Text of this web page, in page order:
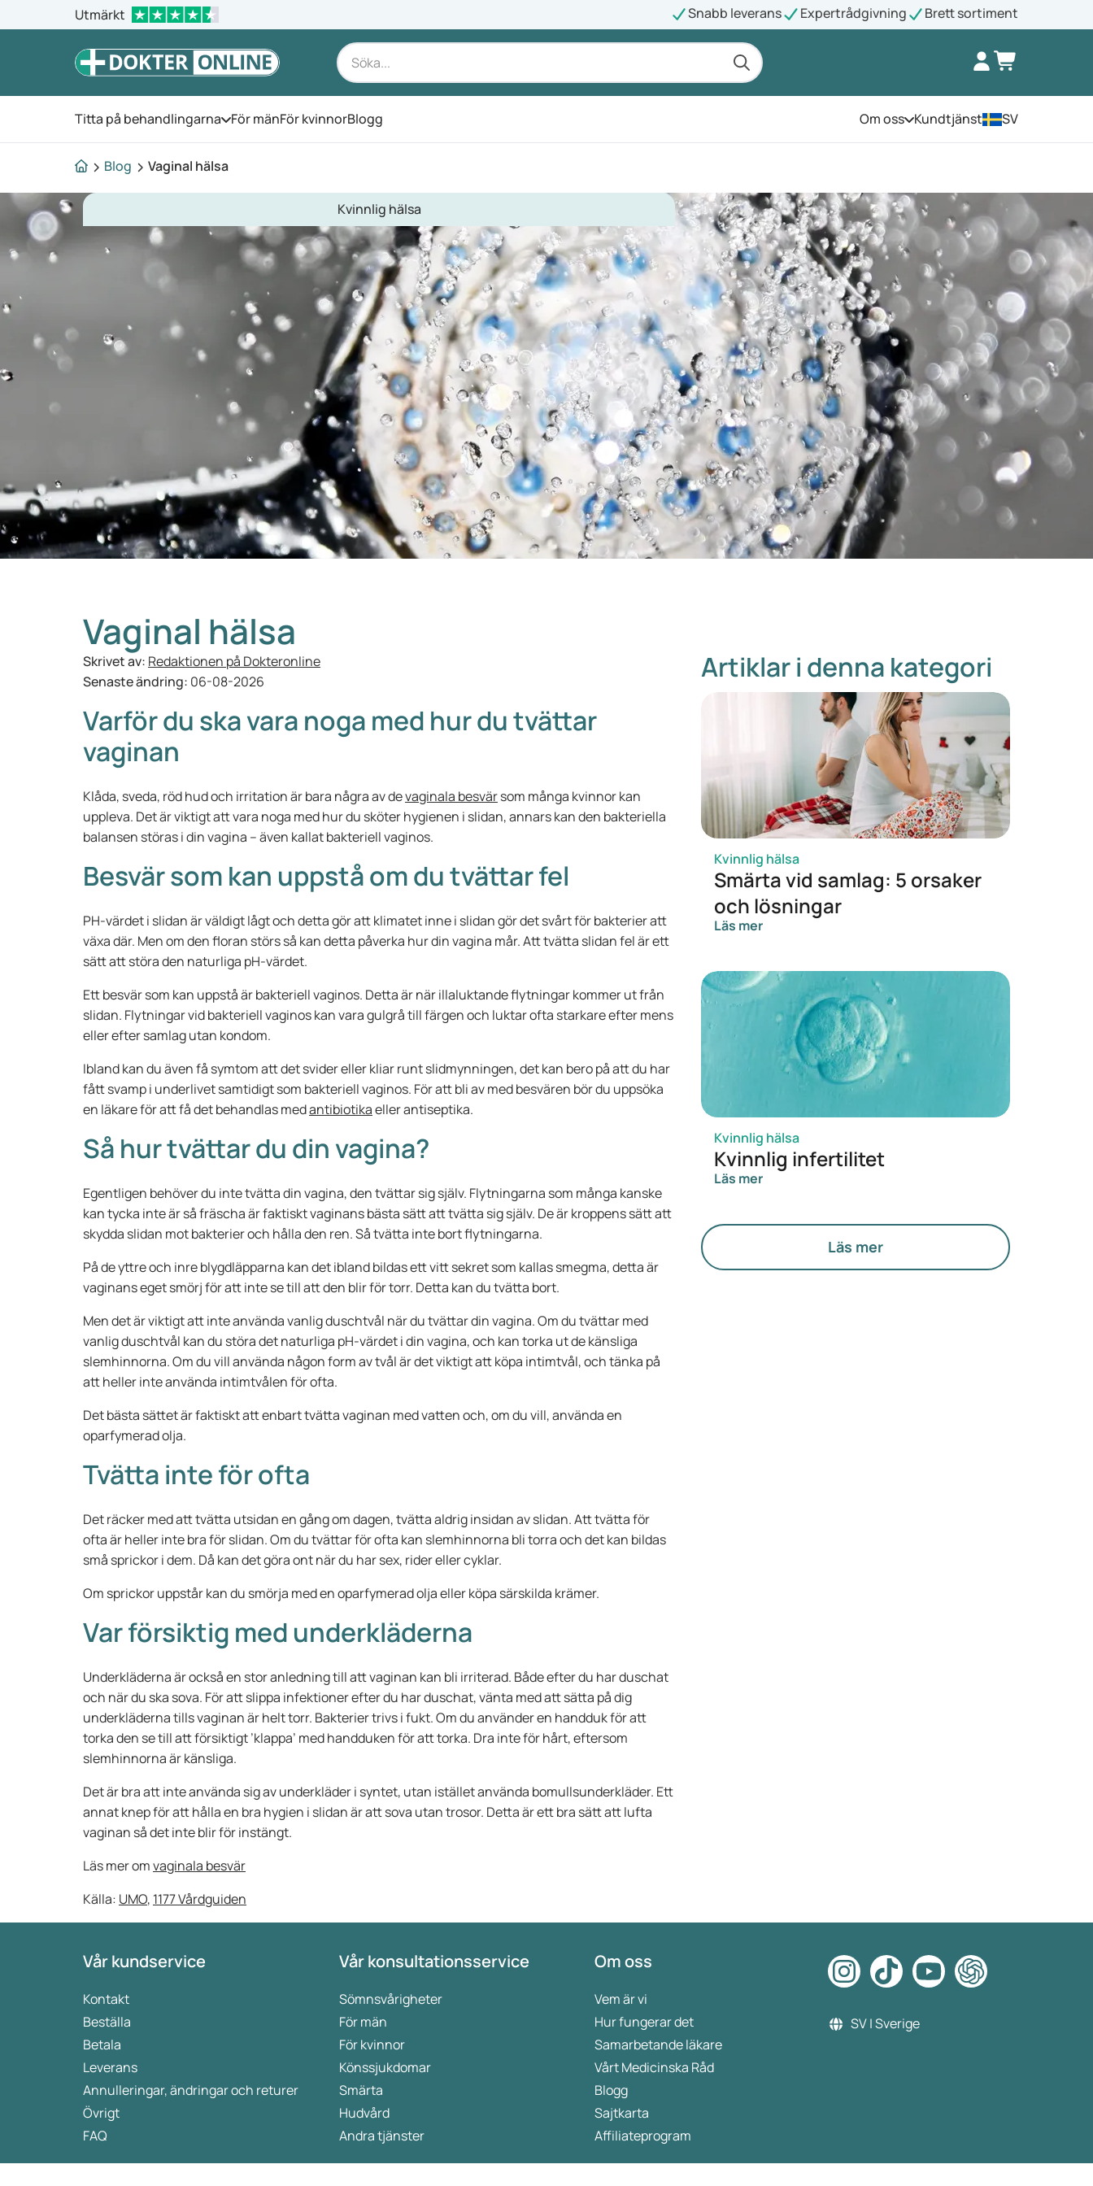
Utmärkt Snabb leverans Expertrådgivning Brett sortiment
Titta på behandlingarna Öppna menyn
För mänFör kvinnorBlogg Om ossÖppna menyn
Kundtjänst SV
Blog Vaginal hälsa
Kvinnlig hälsa
Vaginal hälsa
Skrivet av: Redaktionen på Dokteronline
Senaste ändring: 06-08-2026
Varför du ska vara noga med hur du tvättar
vaginan
Klåda, sveda, röd hud och irritation är bara några av devaginala besvärsom många kvinnor kan
uppleva. Det är viktigt att vara noga med hur du sköter hygienen i slidan, annars kan den bakteriella
balansen störas i din vagina – även kallat bakteriell vaginos.
Besvär som kan uppstå om du tvättar fel
PH-värdet i slidan är väldigt lågt och detta gör att klimatet inne i slidan gör det svårt för bakterier att
växa där. Men om den floran störs så kan detta påverka hur din vagina mår. Att tvätta slidan fel är ett
sätt att störa den naturliga pH-värdet.
Ett besvär som kan uppstå är bakteriell vaginos. Detta är när illaluktande flytningar kommer ut från
slidan. Flytningar vid bakteriell vaginos kan vara gulgrå till färgen och luktar ofta starkare efter mens
eller efter samlag utan kondom.
Ibland kan du även få symtom att det svider eller kliar runt slidmynningen, det kan bero på att du har
fått svamp i underlivet samtidigt som bakteriell vaginos. För att bli av med besvären bör du uppsöka
en läkare för att få det behandlas medantibiotikaeller antiseptika.
Så hur tvättar du din vagina?
Egentligen behöver du inte tvätta din vagina, den tvättar sig själv. Flytningarna som många kanske
kan tycka inte är så fräscha är faktiskt vaginans bästa sätt att tvätta sig själv. De är kroppens sätt att
skydda slidan mot bakterier och hålla den ren. Så tvätta inte bort flytningarna.
På de yttre och inre blygdläpparna kan det ibland bildas ett vitt sekret som kallas smegma, detta är
vaginans eget smörj för att inte se till att den blir för torr. Detta kan du tvätta bort.
Men det är viktigt att inte använda vanlig duschtvål när du tvättar din vagina. Om du tvättar med
vanlig duschtvål kan du störa det naturliga pH-värdet i din vagina, och kan torka ut de känsliga
slemhinnorna. Om du vill använda någon form av tvål är det viktigt att köpa intimtvål, och tänka på
att heller inte använda intimtvålen för ofta.
Det bästa sättet är faktiskt att enbart tvätta vaginan med vatten och, om du vill, använda en
oparfymerad olja.
Tvätta inte för ofta
Det räcker med att tvätta utsidan en gång om dagen, tvätta aldrig insidan av slidan. Att tvätta för
ofta är heller inte bra för slidan. Om du tvättar för ofta kan slemhinnorna bli torra och det kan bildas
små sprickor i dem. Då kan det göra ont när du har sex, rider eller cyklar.
Om sprickor uppstår kan du smörja med en oparfymerad olja eller köpa särskilda krämer.
Var försiktig med underkläderna
Underkläderna är också en stor anledning till att vaginan kan bli irriterad. Både efter du har duschat
och när du ska sova. För att slippa infektioner efter du har duschat, vänta med att sätta på dig
underkläderna tills vaginan är helt torr. Bakterier trivs i fukt. Om du använder en handduk för att
torka den se till att försiktigt ’klappa’ med handduken för att torka. Dra inte för hårt, eftersom
slemhinnorna är känsliga.
Det är bra att inte använda sig av underkläder i syntet, utan istället använda bomullsunderkläder. Ett
annat knep för att hålla en bra hygien i slidan är att sova utan trosor. Detta är ett bra sätt att lufta
vaginan så det inte blir för instängt.
Läs mer omvaginala besvär
Källa: UMO, 1177 Vårdguiden
Artiklar i denna kategori
Kvinnlig hälsa
Smärta vid samlag: 5 orsaker
och lösningar
Läs mer
Kvinnlig hälsa
Kvinnlig infertilitet
Läs mer
Läs mer
Vår kundservice
Kontakt
Beställa
Betala
Leverans
Annulleringar, ändringar och returer
Övrigt
FAQ
Vår konsultationsservice
Sömnsvårigheter
För män
För kvinnor
Könssjukdomar
Smärta
Hudvård
Andra tjänster
Om oss
Vem är vi
Hur fungerar det
Samarbetande läkare
Vårt Medicinska Råd
Blogg
Sajtkarta
Affiliateprogram
SV | Sverige